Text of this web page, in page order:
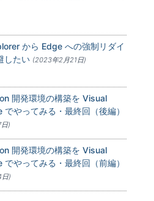
から Edge への強制リダイ
したい (2023年2月21日)
開発環境の構築を Visual
やってみる・最終回（後編）
)
開発環境の構築を Visual
やってみる・最終回（前編）
)